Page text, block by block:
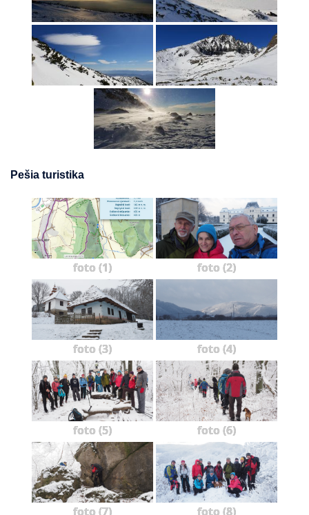
Pešia turistika
foto (1) foto (2)
foto (3) foto (4)
foto (5) foto (6)
foto (7) foto (8)